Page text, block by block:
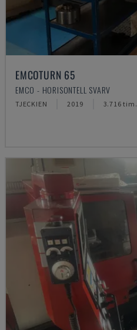
EMCOTURN 65
EMCO - HORISONTELL SVARV
TJECKIEN 2019 3.716 tim.